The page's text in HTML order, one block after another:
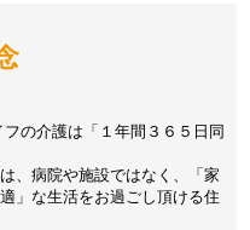
の介護は「１年間３６５日同
、病院や施設ではなく、「家
」な生活をお過ごし頂ける住